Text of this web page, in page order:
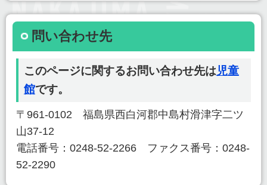
問い合わせ先
このページに関するお問い合わせ先は児童
館です。
〒961-0102 福島県西白河郡中島村滑津字二ツ
山37-12
電話番号：0248-52-2266 ファクス番号：0248-
52-2290